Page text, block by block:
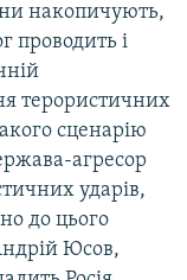
накопичують,
проводить і
терористичних
сценарію
агресор
ударів,
до цього
Юсов,